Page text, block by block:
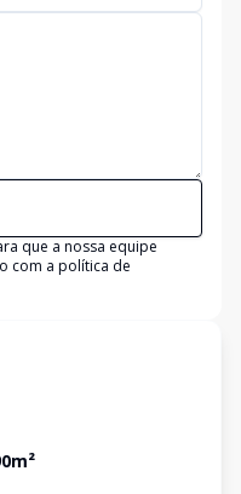
que a nossa equipe
com a política de
m²